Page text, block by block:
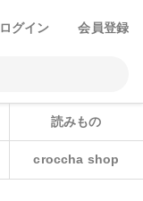
ログイン 会員登録
読みもの
croccha shop